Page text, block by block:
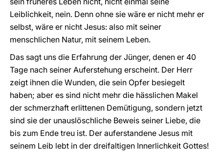
Leiblichkeit, nein. Denn ohne sie wäre er nicht mehr er
selbst, wäre er nicht Jesus: also mit seiner
menschlichen Natur, mit seinem Leben.
Das sagt uns die Erfahrung der Jünger, denen er 40
Tage nach seiner Auferstehung erscheint. Der Herr
zeigt ihnen die Wunden, die sein Opfer besiegelt
haben; aber es sind nicht mehr die hässlichen Makel
der schmerzhaft erlittenen Demütigung, sondern jetzt
sind sie der unauslöschliche Beweis seiner Liebe, die
bis zum Ende treu ist. Der auferstandene Jesus mit
seinem Leib lebt in der dreifaltigen Innerlichkeit Gottes!